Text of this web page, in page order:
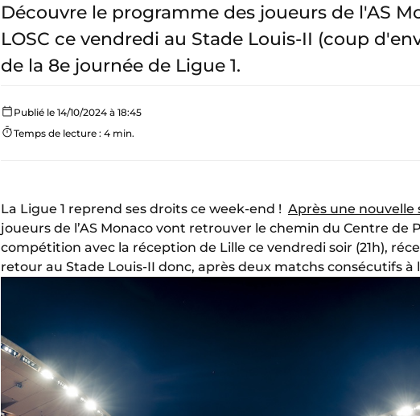
Découvre le programme des joueurs de l'AS
LOSC ce vendredi au Stade Louis-II (coup
de la 8e journée de Ligue 1.
Publié le 14/10/2024 à 18:45
Temps de lecture : 4 min.
La Ligue 1 reprend ses droits ce week-end ! Après une
joueurs de l’AS Monaco vont retrouver le chemin du Centre
compétition avec la réception de Lille ce vendredi soir (21h),
retour au Stade Louis-II donc, après deux matchs consécutifs